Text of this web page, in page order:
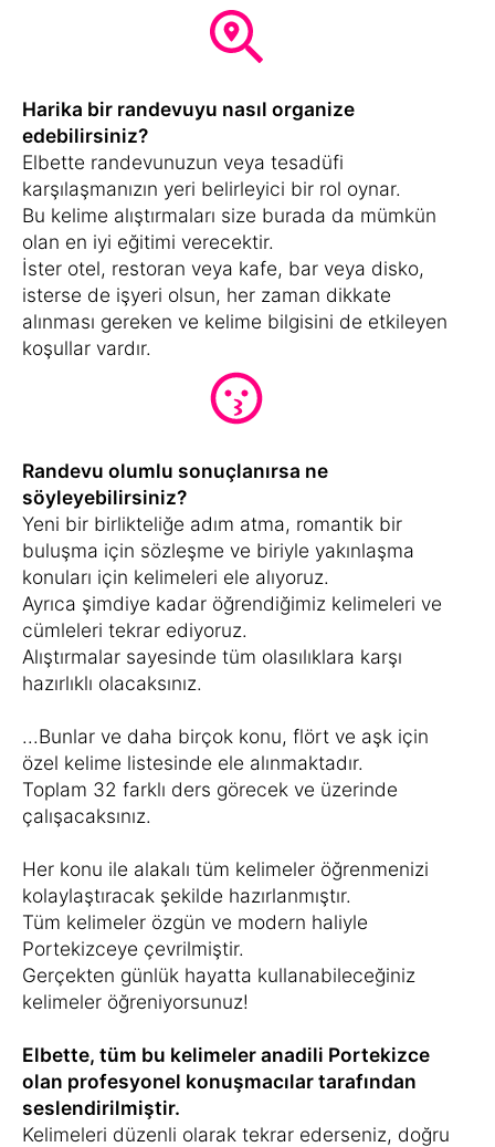
Harika bir randevuyu nasıl organize
edebilirsiniz?
Elbette randevunuzun veya tesadüfi
karşılaşmanızın yeri belirleyici bir rol oynar.
Bu kelime alıştırmaları size burada da mümkün
olan en iyi eğitimi verecektir.
İster otel, restoran veya kafe, bar veya disko,
isterse de işyeri olsun, her zaman dikkate
alınması gereken ve kelime bilgisini de etkileyen
koşullar vardır.
Randevu olumlu sonuçlanırsa ne
söyleyebilirsiniz?
Yeni bir birlikteliğe adım atma, romantik bir
buluşma için sözleşme ve biriyle yakınlaşma
konuları için kelimeleri ele alıyoruz.
Ayrıca şimdiye kadar öğrendiğimiz kelimeleri ve
cümleleri tekrar ediyoruz.
Alıştırmalar sayesinde tüm olasılıklara karşı
hazırlıklı olacaksınız.
...Bunlar ve daha birçok konu, flört ve aşk için
özel kelime listesinde ele alınmaktadır.
Toplam 32 farklı ders görecek ve üzerinde
çalışacaksınız.
Her konu ile alakalı tüm kelimeler öğrenmenizi
kolaylaştıracak şekilde hazırlanmıştır.
Tüm kelimeler özgün ve modern haliyle
Portekizceye çevrilmiştir.
Gerçekten günlük hayatta kullanabileceğiniz
kelimeler öğreniyorsunuz!
Elbette, tüm bu kelimeler anadili Portekizce
olan profesyonel konuşmacılar tarafından
seslendirilmiştir.
Kelimeleri düzenli olarak tekrar ederseniz, doğru